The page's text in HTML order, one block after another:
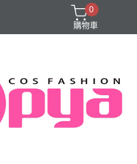
0
購物車